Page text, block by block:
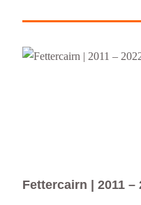
Fettercairn | 2011 –